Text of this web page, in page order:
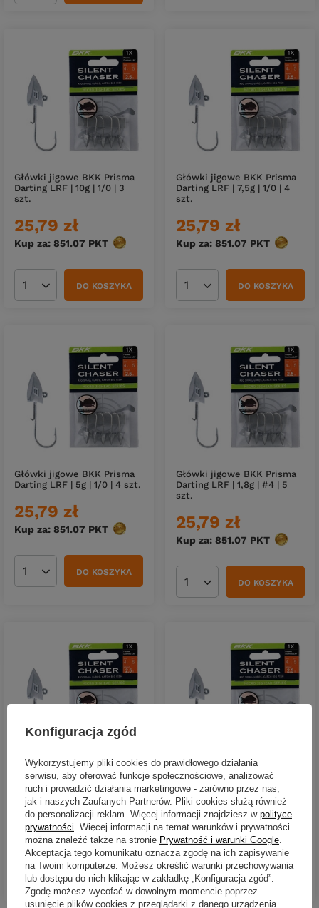
Główki jigowe BKK Prisma
Darting LRF | 10g | 1/0 | 3
szt.
25,79 zł
Kup za: 851.07 PKT punktów
Ilość produktówDO KOSZYKA
Główki jigowe BKK Prisma
Darting LRF | 7,5g | 1/0 | 4
szt.
25,79 zł
Kup za: 851.07 PKT punktów
Ilość produktówDO KOSZYKA
Główki jigowe BKK Prisma
Darting LRF | 5g | 1/0 | 4 szt.
25,79 zł
Kup za: 851.07 PKT punktów
Ilość produktówDO KOSZYKA
Główki jigowe BKK Prisma
Darting LRF | 1,8g | #4 | 5
szt.
25,79 zł
Kup za: 851.07 PKT punktów
Ilość produktówDO KOSZYKA
Główki jigowe BKK Prisma
Darting LRF | 1,8g | #6 | 5
szt.
25,79 zł
Kup za: 851.07PKTpunktów
Ilość produktówDO KOSZYKA
Główki jigowe BKK Prisma
Darting LRF | 1,4g | #6 | 5
szt.
25,79 zł
Kup za: 851.07 PKTpunktów
Ilość produktów
DO KOSZYKA
Konfiguracja zgód
Wykorzystujemy pliki cookies do prawidłowego działania
serwisu, aby oferować funkcje społecznościowe, analizować
ruch i prowadzić działania marketingowe - zarówno przez nas,
jak i naszych Zaufanych Partnerów. Pliki cookies służą również
do personalizacji reklam. Więcej informacji znajdziesz w polityce
prywatności . Więcej informacji na temat warunków i prywatności
można znaleźć także na stronie Prywatność i warunki Google
Akceptacja tego komunikatu oznacza zgodę na ich zapisywanie
na Twoim komputerze. Możesz określić warunki przechowywania
lub dostępu do nich klikając w zakładkę „Konfiguracja zgód”.
Zgodę możesz wycofać w dowolnym momencie poprzez
usunięcie plików cookies z przeglądarki z danego urządzenia